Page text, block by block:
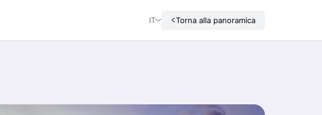
IT Torna alla panoramica